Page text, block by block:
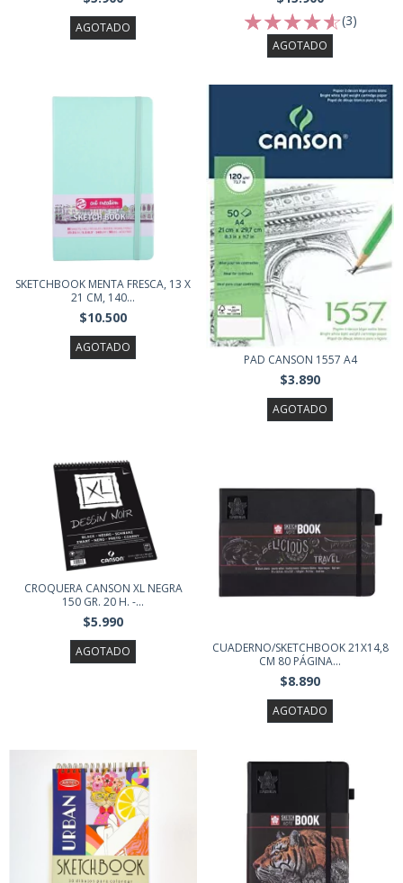
AGOTADO
(3)
AGOTADO
SKETCHBOOK MENTA FRESCA, 13 X
21 CM, 140...
$10.500
AGOTADO
PAD CANSON 1557 A4
$3.890
AGOTADO
CROQUERA CANSON XL NEGRA
150 GR. 20 H. -...
$5.990
AGOTADO
CUADERNO/SKETCHBOOK 21X14,8
CM 80 PÁGINA...
$8.890
AGOTADO